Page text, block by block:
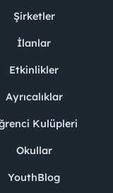
Şirketler
İlanlar
Etkinlikler
Ayrıcalıklar
Kulüpleri
Okullar
YouthBlog